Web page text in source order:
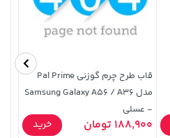
2,579,000 تومان
3,880,000
خرید
قاب طرح چرم گوزنی Pal Prime
مدل Samsung Galaxy A56 / A36
- عسلی
188,900 تومان خرید